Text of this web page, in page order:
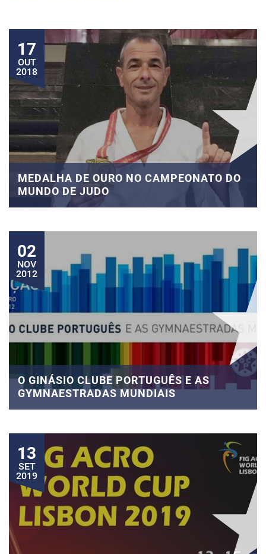
17
OUT
2018
MEDALHA DE OURO NO CAMPEONATO DO
MUNDO DE JUDO
02
NOV
2012
O GINÁSIO CLUBE PORTUGUÊS E AS
GYMNAESTRADAS MUNDIAIS
13
SET
2019